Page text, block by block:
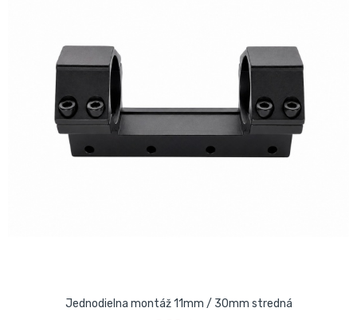
Jednodielna montáž 11mm / 30mm stredná